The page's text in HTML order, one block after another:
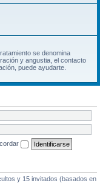
se denomina
y angustia, el contacto
puede ayudarte.
y 15 invitados (basados en